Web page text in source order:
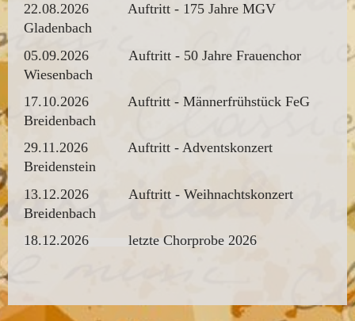
22.08.2026 Auftritt - 175 Jahre MGV
Gladenbach
05.09.2026 Auftritt - 50 Jahre Frauenchor
Wiesenbach
17.10.2026 Auftritt - Männerfrühstück FeG
Breidenbach
29.11.2026 Auftritt - Adventskonzert
Breidenstein
13.12.2026 Auftritt - Weihnachtskonzert
Breidenbach
18.12.2026 letzte Chorprobe 2026